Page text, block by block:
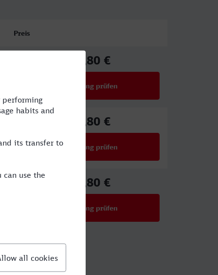
Preis
25,80 €
Verbindung prüfen
25,80 €
Verbindung prüfen
25,80 €
Verbindung prüfen